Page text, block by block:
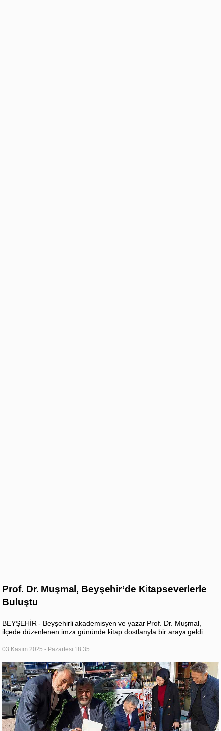
Prof. Dr. Muşmal, Beyşehir’de Kitapseverlerle
Buluştu
BEYŞEHİR - Beyşehirli akademisyen ve yazar Prof. Dr. Muşmal,
ilçede düzenlenen imza gününde kitap dostlarıyla bir araya geldi.
03 Kasım 2025 - Pazartesi 18:35